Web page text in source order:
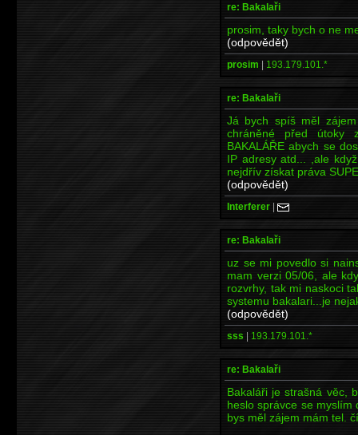
re: Bakalaři
prosim, taky bych o ne
(odpovědět)
prosim | 193.179.101.*
re: Bakalaři
Já bych spíš měl
chráněné před útoky
BAKALÁŘE abych se
IP adresy atd... ,ale
nejdřív získat práva
(odpovědět)
Interferer |
re: Bakalaři
uz se mi povedlo si
mam verzi 05/06, ale
rozvrhy, tak mi naskoci
systemu bakalari...je
(odpovědět)
sss | 193.179.101.*
re: Bakalaři
Bakaláři je strašná věc,
heslo správce se
bys měl zájem mám tel.